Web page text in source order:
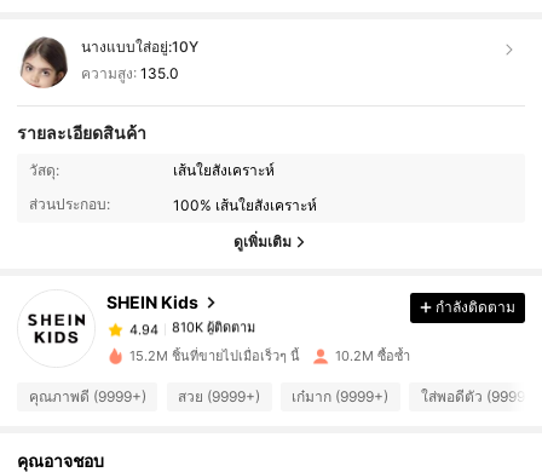
นางแบบใส่อยู่:10Y
ความสูง: 135.0
รายละเอียดสินค้า
วัสดุ:
เส้นใยสังเคราะห์
ส่วนประกอบ:
100% เส้นใยสังเคราะห์
ดูเพิ่มเติม
SHEIN Kids
810K ผู้ติดตาม
810K ผู้ติดตาม
4.94
810K ผู้ติดตาม
6***4 จ่าย1 วันที่ผ่านมา
4.94 810K ผู้ติดตาม
กำลังติดตาม
15.2M ชิ้นที่ขายไปเมื่อเร็วๆ นี้ 10.2M ซื้อซ้ำ
คุณภาพดี (9999+) สวย (9999+) เก๋มาก (9999+) ใส่พอดีตัว (9999+)
คุณอาจชอบ